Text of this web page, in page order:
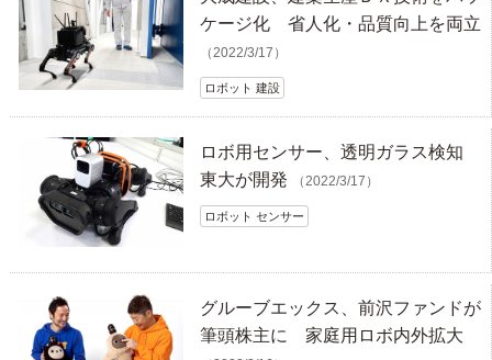
ケージ化 省人化・品質向上を両立
（2022/3/17）
ロボット 建設
ロボ用センサー、透明ガラス検知
東大が開発
（2022/3/17）
ロボット センサー
グルーブエックス、前沢ファンドが
筆頭株主に 家庭用ロボ内外拡大